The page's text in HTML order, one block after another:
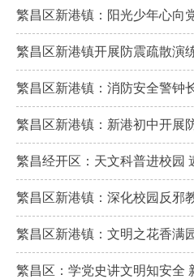
繁昌区新港镇：阳光少年心向
繁昌区新港镇开展防震疏散演
繁昌区新港镇：消防安全警钟
繁昌区新港镇：新港初中开展
繁昌经开区：天文科普进校园
繁昌区新港镇：深化校园反邪
繁昌区新港镇：文明之花香满
繁昌区：学党史讲文明知安全